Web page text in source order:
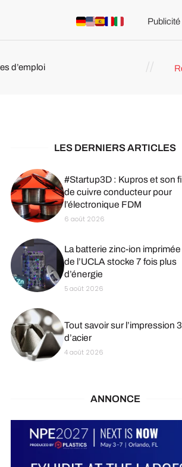
Publicité
d’emploi
LES DERNIERS ARTICLES
#Startup3D : Kupros et son
de cuivre conducteur pour
l’électronique FDM
6 août 2026
La batterie zinc-ion
de l’UCLA stocke 7 fois plus
d’énergie
5 août 2026
Tout savoir sur l’impression
d’acier
4 août 2026
ANNONCE